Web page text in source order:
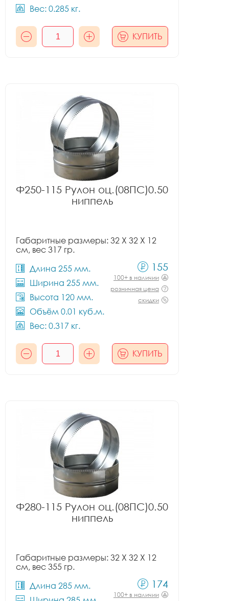
Вес: 0.285 кг.
КУПИТЬ
Ф250-115 Рулон оц.(08ПС)0.50
ниппель
Габаритные размеры: 32 X 32 X 12
см, вес 317 гр.
Длина 255 мм.
Ширина 255 мм.
Высота 120 мм.
Объём 0.01 куб.м.
Вес: 0.317 кг.
155
100+ в наличии
розничная цена
скидки
КУПИТЬ
Ф280-115 Рулон оц.(08ПС)0.50
ниппель
Габаритные размеры: 32 X 32 X 12
см, вес 355 гр.
Длина 285 мм.
174
100+ в наличии